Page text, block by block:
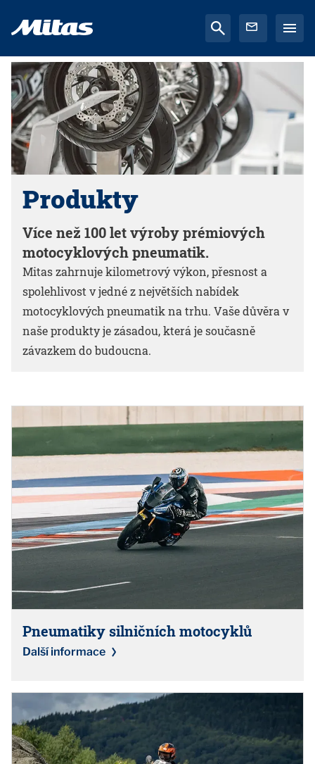
Produkty
Více než 100 let výroby prémiových
motocyklových pneumatik.
Mitas zahrnuje kilometrový výkon, přesnost a
spolehlivost v jedné z největších nabídek
motocyklových pneumatik na trhu. Vaše důvěra v
naše produkty je zásadou, která je současně
závazkem do budoucna.
Pneumatiky silničních motocyklů
Další informace